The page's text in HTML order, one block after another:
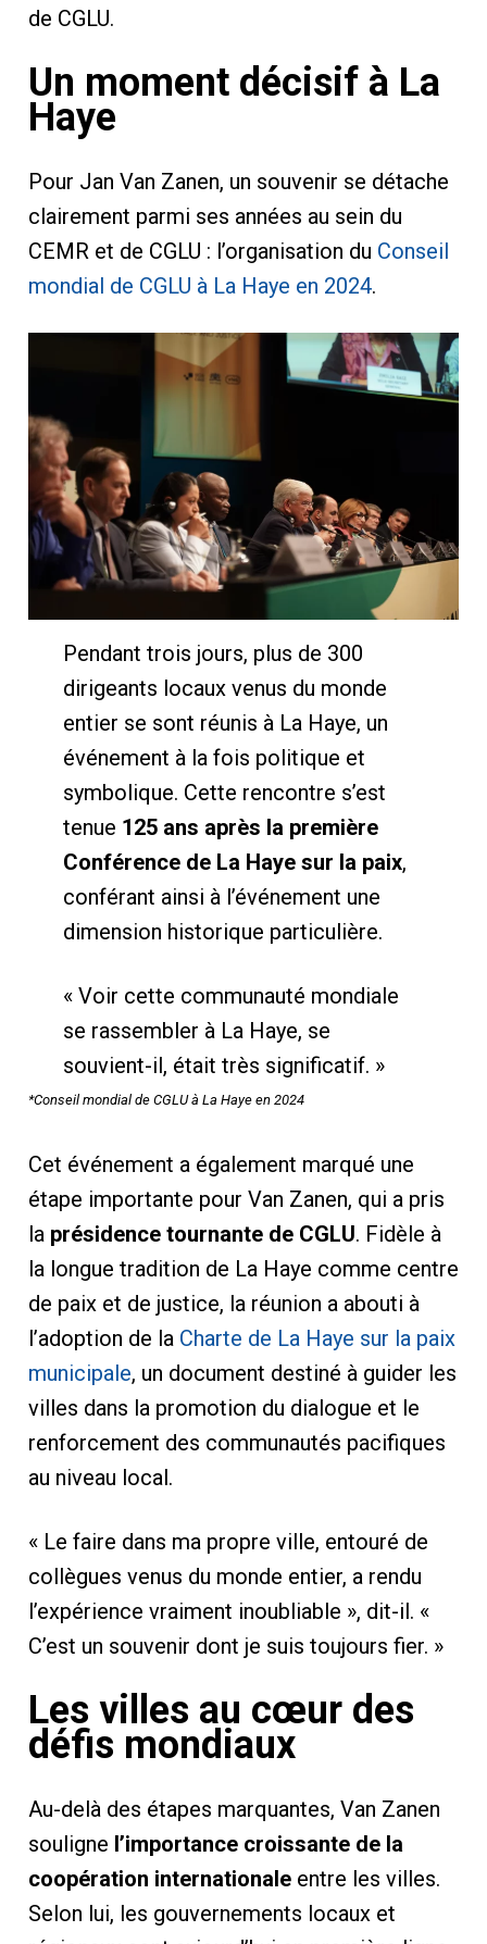
de CGLU.
Un moment décisif à La
Haye
Pour Jan Van Zanen, un souvenir se détache
clairement parmi ses années au sein du
CEMR et de CGLU : l’organisation du Conseil
mondial de CGLU à La Haye en 2024.
Pendant trois jours, plus de 300
dirigeants locaux venus du monde
entier se sont réunis à La Haye, un
événement à la fois politique et
symbolique. Cette rencontre s’est
tenue 125 ans après la première
Conférence de La Haye sur la paix,
conférant ainsi à l’événement une
dimension historique particulière.
« Voir cette communauté mondiale
se rassembler à La Haye, se
souvient-il, était très significatif. »
*Conseil mondial de CGLU à La Haye en 2024
Cet événement a également marqué une
étape importante pour Van Zanen, qui a pris
la présidence tournante de CGLU. Fidèle à
la longue tradition de La Haye comme centre
de paix et de justice, la réunion a abouti à
l’adoption de la Charte de La Haye sur la paix
municipale, un document destiné à guider les
villes dans la promotion du dialogue et le
renforcement des communautés pacifiques
au niveau local.
« Le faire dans ma propre ville, entouré de
collègues venus du monde entier, a rendu
l’expérience vraiment inoubliable », dit-il. «
C’est un souvenir dont je suis toujours fier. »
Les villes au cœur des
défis mondiaux
Au-delà des étapes marquantes, Van Zanen
souligne l’importance croissante de la
coopération internationaleentre les villes.
Selon lui, les gouvernements locaux et